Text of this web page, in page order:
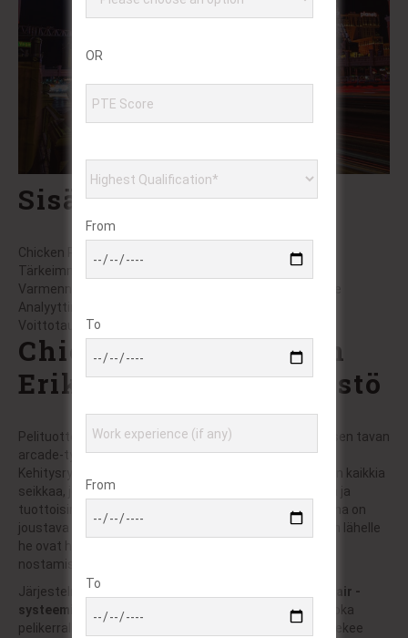
Sisältö
Chicken Road 2:n Uniikki Peliympäristö
Tärkeimmät Pelitoiminnot ja Ominaisuudet
Varmennetut Voittotaktiikat Ammattimaisille Pelureille
Analyyttinen Vertailu Muihin Vastaaviin Peleihin
Voittotaulukko ja Kertoimet
Chicken Road 2 -pelin
Erikoinen Peliympäristö
Pelituotteemme esittää käyttäjille kokonaan uudenlaisen tavan
arcade-tyyppiseen kasinopelaamisen kokemukseen.
Kehitysryhmämme on viettänyt satoja työtunteja hioen kaikkia
seikkaa, joka luo meistä erään toimialan vaativimmista ja
tuottoisimmista peleistä. Pääasiallisena komponenttina on
joustava riskinotto, missä käyttäjät määrittävät, miten lähelle
he ovat halukkaita edistämään kierroksensa ennen
nostamista.
Järjestelmämme rakentuu varmennettuun
Provably Fair -
systeemiin
, mikä varmistaa kattavan läpinäkyvyyden joka
pelikerralla. Mainittu krypteerausaikainen järjestelmä tekee
OR
From
To
From
To